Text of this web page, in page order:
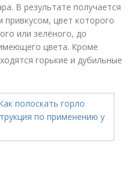
В результате получается
цвет которого
или зелёного, до
цвета. Кроме
горькие и дубильные